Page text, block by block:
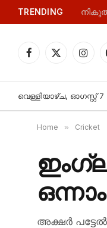
TRENDING
Facebook
X
വെള്ളിയാഴ്‌ച, ഓഗസ്റ്റ്‌ 7
Home » Cricket
അക്ഷർ